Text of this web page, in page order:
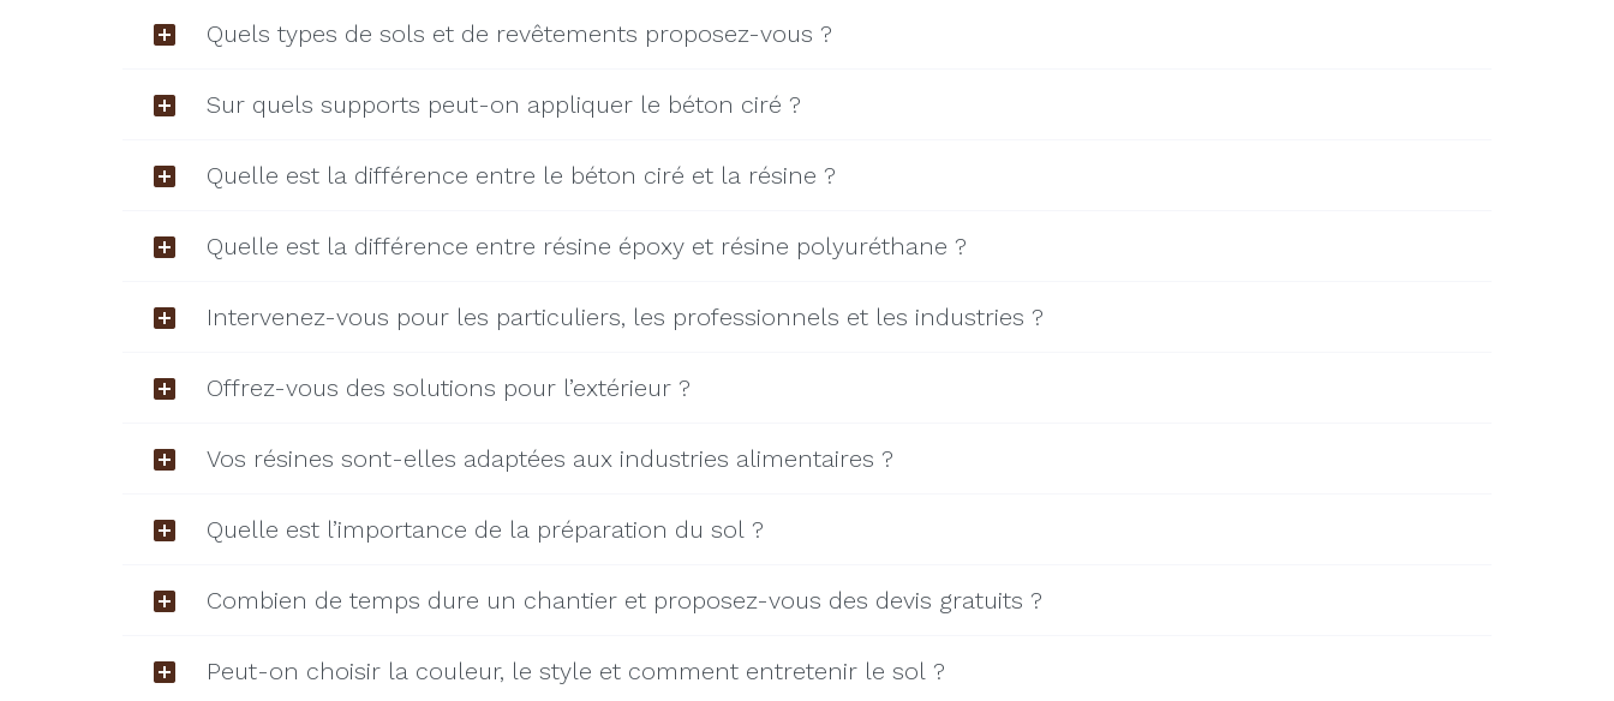
Quels types de sols et de revêtements proposez-vous ?
Sur quels supports peut-on appliquer le béton ciré ?
Quelle est la différence entre le béton ciré et la résine ?
Quelle est la différence entre résine époxy et résine polyuréthane ?
Intervenez-vous pour les particuliers, les professionnels et les industries ?
Offrez-vous des solutions pour l’extérieur ?
Vos résines sont-elles adaptées aux industries alimentaires ?
Quelle est l’importance de la préparation du sol ?
Combien de temps dure un chantier et proposez-vous des devis gratuits ?
Peut-on choisir la couleur, le style et comment entretenir le sol ?